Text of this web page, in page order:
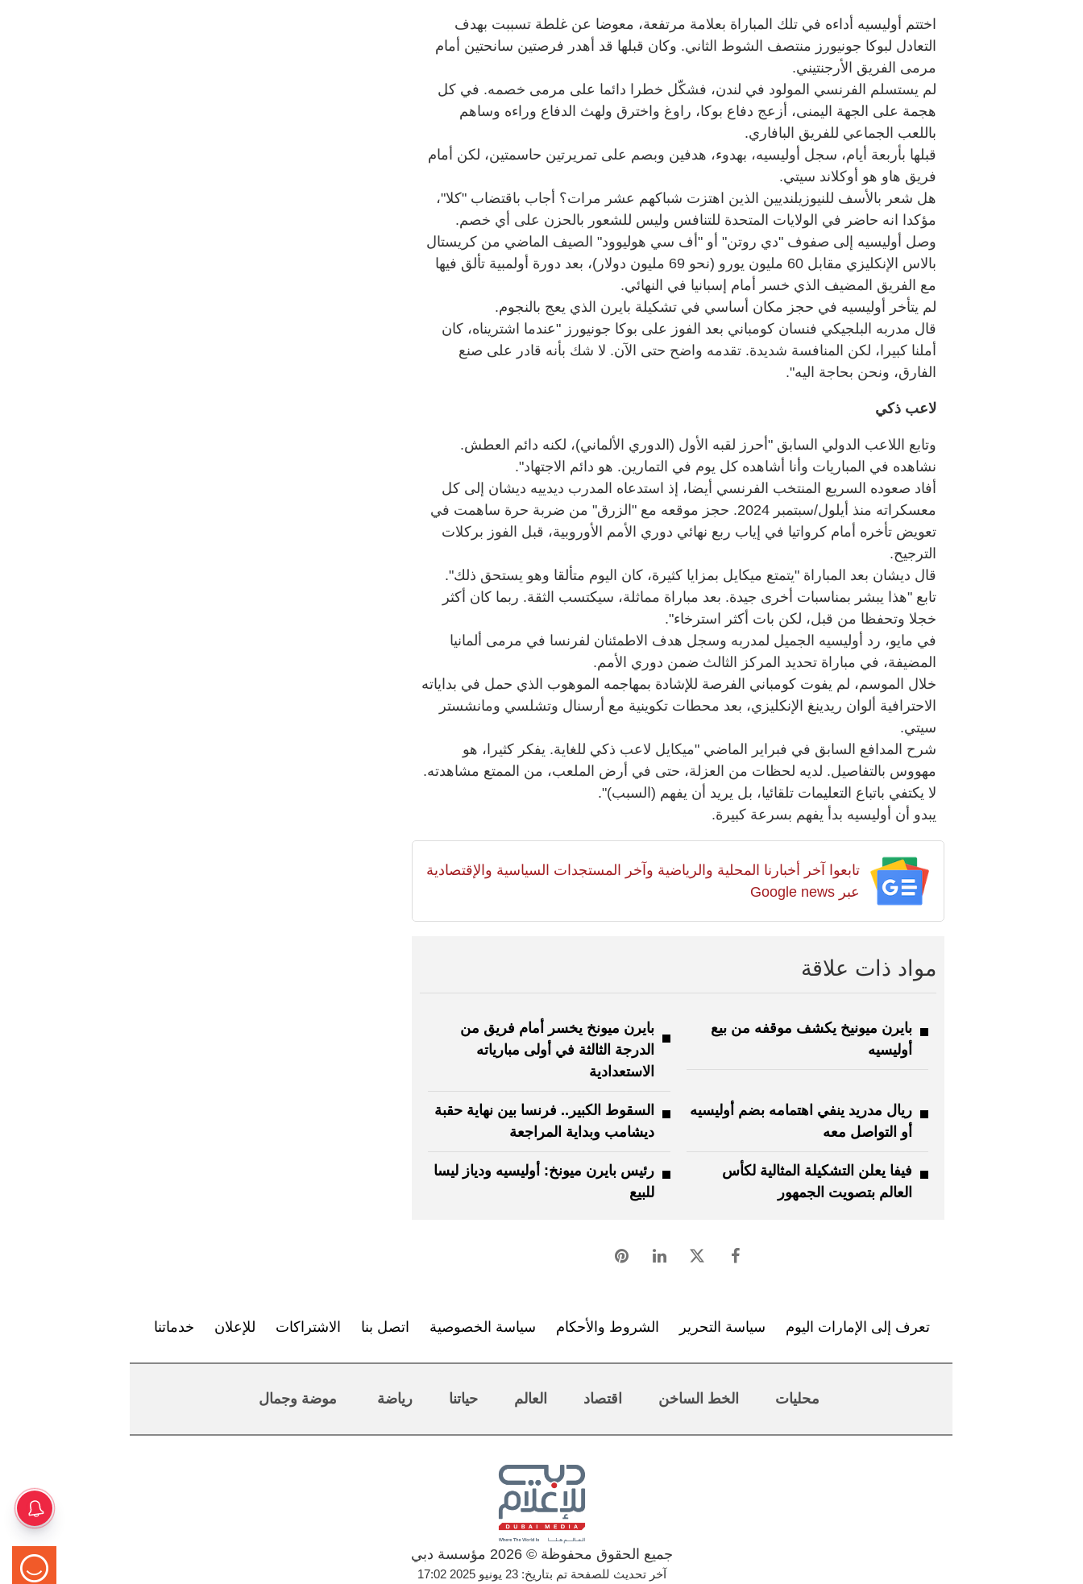
اختتم أوليسيه أداءه في تلك المباراة بعلامة مرتفعة، معوضا عن غلطة تسببت بهدف
التعادل لبوكا جونيورز منتصف الشوط الثاني. وكان قبلها قد أهدر فرصتين سانحتين أمام
مرمى الفريق الأرجنتيني.
لم يستسلم الفرنسي المولود في لندن، فشكّل خطرا دائما على مرمى خصمه. في كل
هجمة على الجهة اليمنى، أزعج دفاع بوكا، راوغ واخترق ولهث الدفاع وراءه وساهم
باللعب الجماعي للفريق البافاري.
قبلها بأربعة أيام، سجل أوليسيه، بهدوء، هدفين وبصم على تمريرتين حاسمتين، لكن أمام
فريق هاو هو أوكلاند سيتي.
هل شعر بالأسف للنيوزيلنديين الذين اهتزت شباكهم عشر مرات؟ أجاب باقتضاب "كلا"،
مؤكدا انه حاضر في الولايات المتحدة للتنافس وليس للشعور بالحزن على أي خصم.
وصل أوليسيه إلى صفوف "دي روتن" أو "أف سي هوليوود" الصيف الماضي من كريستال
بالاس الإنكليزي مقابل 60 مليون يورو (نحو 69 مليون دولار)، بعد دورة أولمبية تألق فيها
مع الفريق المضيف الذي خسر أمام إسبانيا في النهائي.
لم يتأخر أوليسيه في حجز مكان أساسي في تشكيلة بايرن الذي يعج بالنجوم.
قال مدربه البلجيكي فنسان كومباني بعد الفوز على بوكا جونيورز "عندما اشتريناه، كان
أملنا كبيرا، لكن المنافسة شديدة. تقدمه واضح حتى الآن. لا شك بأنه قادر على صنع
الفارق، ونحن بحاجة اليه".
لاعب ذكي
وتابع اللاعب الدولي السابق "أحرز لقبه الأول (الدوري الألماني)، لكنه دائم العطش.
نشاهده في المباريات وأنا أشاهده كل يوم في التمارين. هو دائم الاجتهاد".
أفاد صعوده السريع المنتخب الفرنسي أيضا، إذ استدعاه المدرب ديدييه ديشان إلى كل
معسكراته منذ أيلول/سبتمبر 2024. حجز موقعه مع "الزرق" من ضربة حرة ساهمت في
تعويض تأخره أمام كرواتيا في إياب ربع نهائي دوري الأمم الأوروبية، قبل الفوز بركلات
الترجيح.
قال ديشان بعد المباراة "يتمتع ميكايل بمزايا كثيرة، كان اليوم متألقا وهو يستحق ذلك".
تابع "هذا يبشر بمناسبات أخرى جيدة. بعد مباراة مماثلة، سيكتسب الثقة. ربما كان أكثر
خجلا وتحفظا من قبل، لكن بات أكثر استرخاء".
في مايو، رد أوليسيه الجميل لمدربه وسجل هدف الاطمئنان لفرنسا في مرمى ألمانيا
المضيفة، في مباراة تحديد المركز الثالث ضمن دوري الأمم.
خلال الموسم، لم يفوت كومباني الفرصة للإشادة بمهاجمه الموهوب الذي حمل في بداياته
الاحترافية ألوان ريدينغ الإنكليزي، بعد محطات تكوينية مع أرسنال وتشلسي ومانشستر
سيتي.
شرح المدافع السابق في فبراير الماضي "ميكايل لاعب ذكي للغاية. يفكر كثيرا، هو
مهووس بالتفاصيل. لديه لحظات من العزلة، حتى في أرض الملعب، من الممتع مشاهدته.
لا يكتفي باتباع التعليمات تلقائيا، بل يريد أن يفهم (السبب)".
يبدو أن أوليسيه بدأ يفهم بسرعة كبيرة.
تابعوا آخر أخبارنا المحلية والرياضية وآخر المستجدات السياسية والإقتصادية
عبر Google news
مواد ذات علاقة
بايرن ميونيخ يكشف موقفه من بيع
أوليسيه
بايرن ميونخ يخسر أمام فريق من
الدرجة الثالثة في أولى مبارياته
الاستعدادية
ريال مدريد ينفي اهتمامه بضم أوليسيه
أو التواصل معه
السقوط الكبير.. فرنسا بين نهاية حقبة
ديشامب وبداية المراجعة
فيفا يعلن التشكيلة المثالية لكأس
العالم بتصويت الجمهور
رئيس بايرن ميونخ: أوليسيه ودياز ليسا
للبيع
تعرف إلى الإمارات اليوم سياسة التحرير الشروط والأحكام سياسة الخصوصية اتصل بنا الاشتراكات للإعلان خدماتنا
محليات الخط الساخن اقتصاد العالم حياتنا رياضة موضة وجمال
جميع الحقوق محفوظة © 2026 مؤسسة دبي
آخر تحديث للصفحة تم بتاريخ: 23 يونيو 2025 17:02